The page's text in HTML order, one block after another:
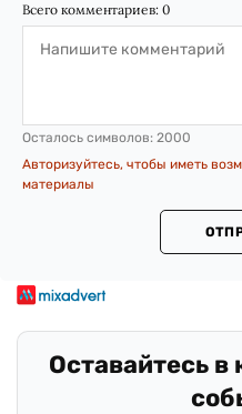
Всего комментариев: 0
Осталось символов: 2000
Авторизуйтесь, чтобы иметь
материалы
Оставайтесь в